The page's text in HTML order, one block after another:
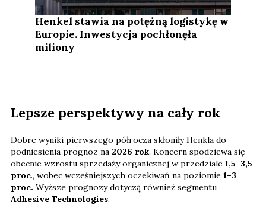
Henkel stawia na potężną logistykę w
Europie. Inwestycja pochłonęła
miliony
Lepsze perspektywy na cały rok
Dobre wyniki pierwszego półrocza skłoniły Henkla do
podniesienia prognoz na 2026 rok. Koncern spodziewa się
obecnie wzrostu sprzedaży organicznej w przedziale 1,5–3,5
proc., wobec wcześniejszych oczekiwań na poziomie 1–3
proc. Wyższe prognozy dotyczą również segmentu
Adhesive Technologies.